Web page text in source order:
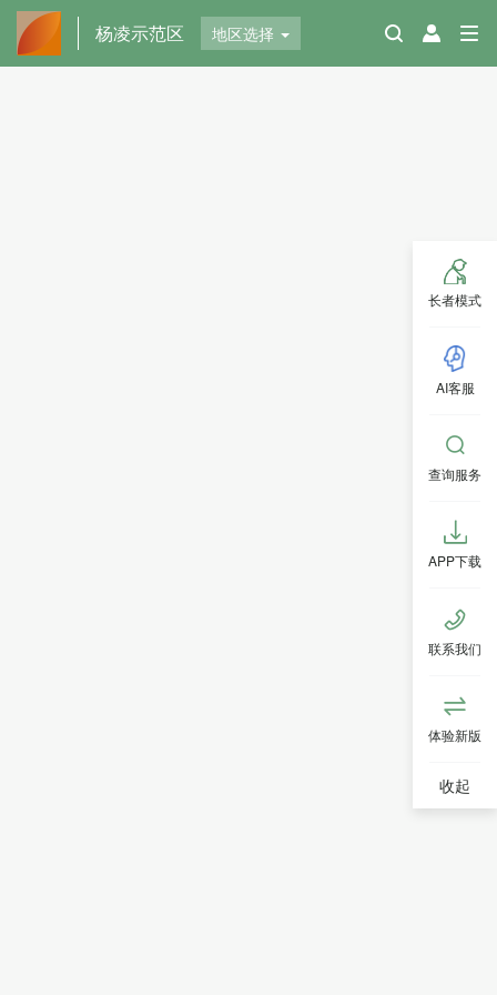
长者模式
AI客服
查询服务
APP下载
联系我们
体验新版
杨凌示范区 地区选择